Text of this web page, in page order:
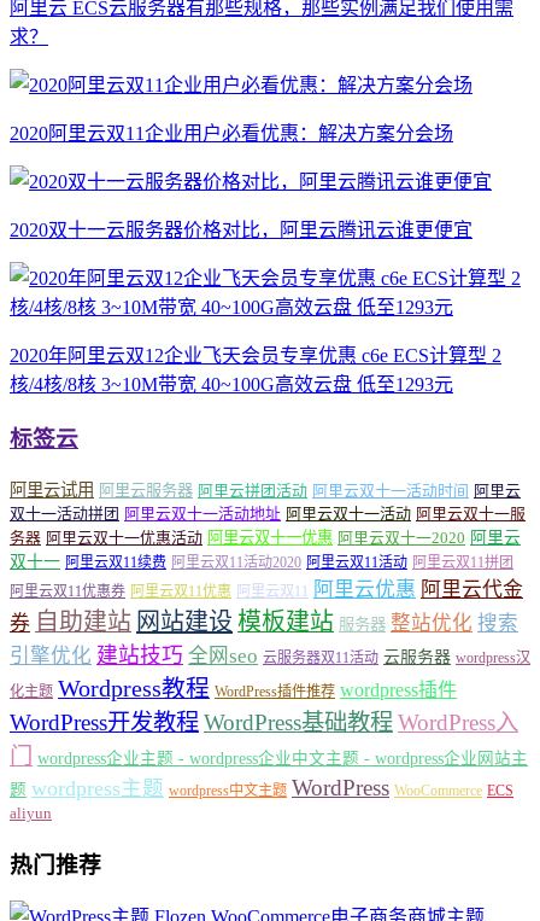
阿里云 ECS云服务器有那些规格，那些实例满足我们使用需
求？
2020阿里云双11企业用户必看优惠：解决方案分会场
2020双十一云服务器价格对比，阿里云腾讯云谁更便宜
2020年阿里云双12企业飞天会员专享优惠 c6e ECS计算型 2
核/4核/8核 3~10M带宽 40~100G高效云盘 低至1293元
标签云
阿里云试用 阿里云服务器 阿里云拼团活动 阿里云双十一活动时间 阿里云
双十一活动拼团 阿里云双十一活动地址 阿里云双十一活动 阿里云双十一服
务器 阿里云双十一优惠活动 阿里云双十一优惠 阿里云双十一2020 阿里云
双十一 阿里云双11续费 阿里云双11活动2020 阿里云双11活动 阿里云双11拼团
阿里云双11优惠券 阿里云双11优惠 阿里云双11 阿里云优惠 阿里云代金
券 自助建站 网站建设 模板建站 服务器 整站优化 搜索
引擎优化 建站技巧 全网seo 云服务器双11活动 云服务器 wordpress汉
化主题 Wordpress教程 WordPress插件推荐 wordpress插件
WordPress开发教程WordPress基础教程WordPress入
门 wordpress企业主题 - wordpress企业中文主题 - wordpress企业网站主
题 wordpress主题 wordpress中文主题 WordPress WooCommerce ECS
aliyun
热门推荐